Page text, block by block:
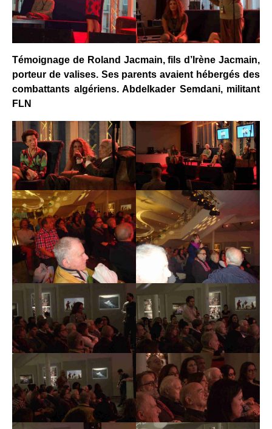
Témoignage de Roland Jacmain, fils d’Irène Jacmain,
porteur de valises. Ses parents avaient hébergés des
combattants algériens.A bdelkader Semdani, militant
FLN